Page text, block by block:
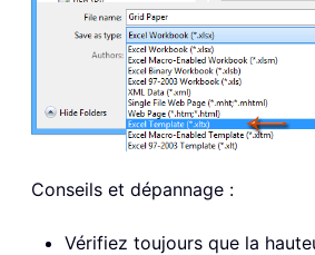
Conseils et dépannage :
Vérifiez toujours que la